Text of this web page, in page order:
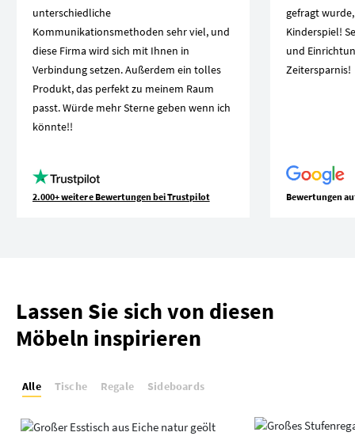
unterschiedliche
Kommunikationsmethoden sehr viel, und
diese Firma wird sich mit Ihnen in
Verbindung setzen. Außerdem ein tolles
Produkt, das perfekt zu meinem Raum
passt. Würde mehr Sterne geben wenn ich
könnte!!
2.000+ weitere Bewertungen bei Trustpilot
gefragt
Kinderspiel!
und
Zeitersparnis!
Bewertungen
Lassen Sie sich von diesen
Möbeln inspirieren
Alle Tische Regale Sideboards